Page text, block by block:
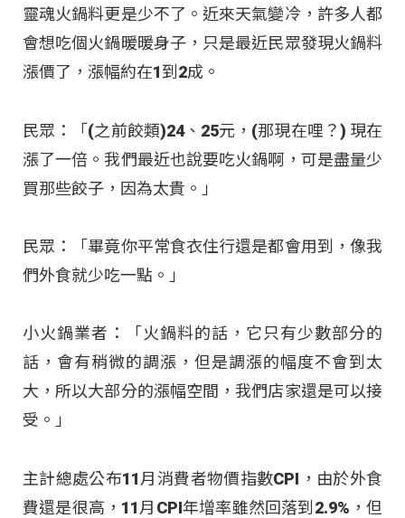
靈魂火鍋料更是少不了。近來天氣變冷，許多人都
會想吃個火鍋暖暖身子，只是最近民眾發現火鍋料
漲價了，漲幅約在1到2成。
民眾：「(之前餃類)24、25元，(那現在哩？) 現在
漲了一倍。我們最近也說要吃火鍋啊，可是盡量少
買那些餃子，因為太貴。」
民眾：「畢竟你平常食衣住行還是都會用到，像我
們外食就少吃一點。」
小火鍋業者：「火鍋料的話，它只有少數部分的
話，會有稍微的調漲，但是調漲的幅度不會到太
大，所以大部分的漲幅空間，我們店家還是可以接
受。」
主計總處公布11月消費者物價指數CPI，由於外食
費還是很高，11月CPI年增率雖然回落到2.9%，但